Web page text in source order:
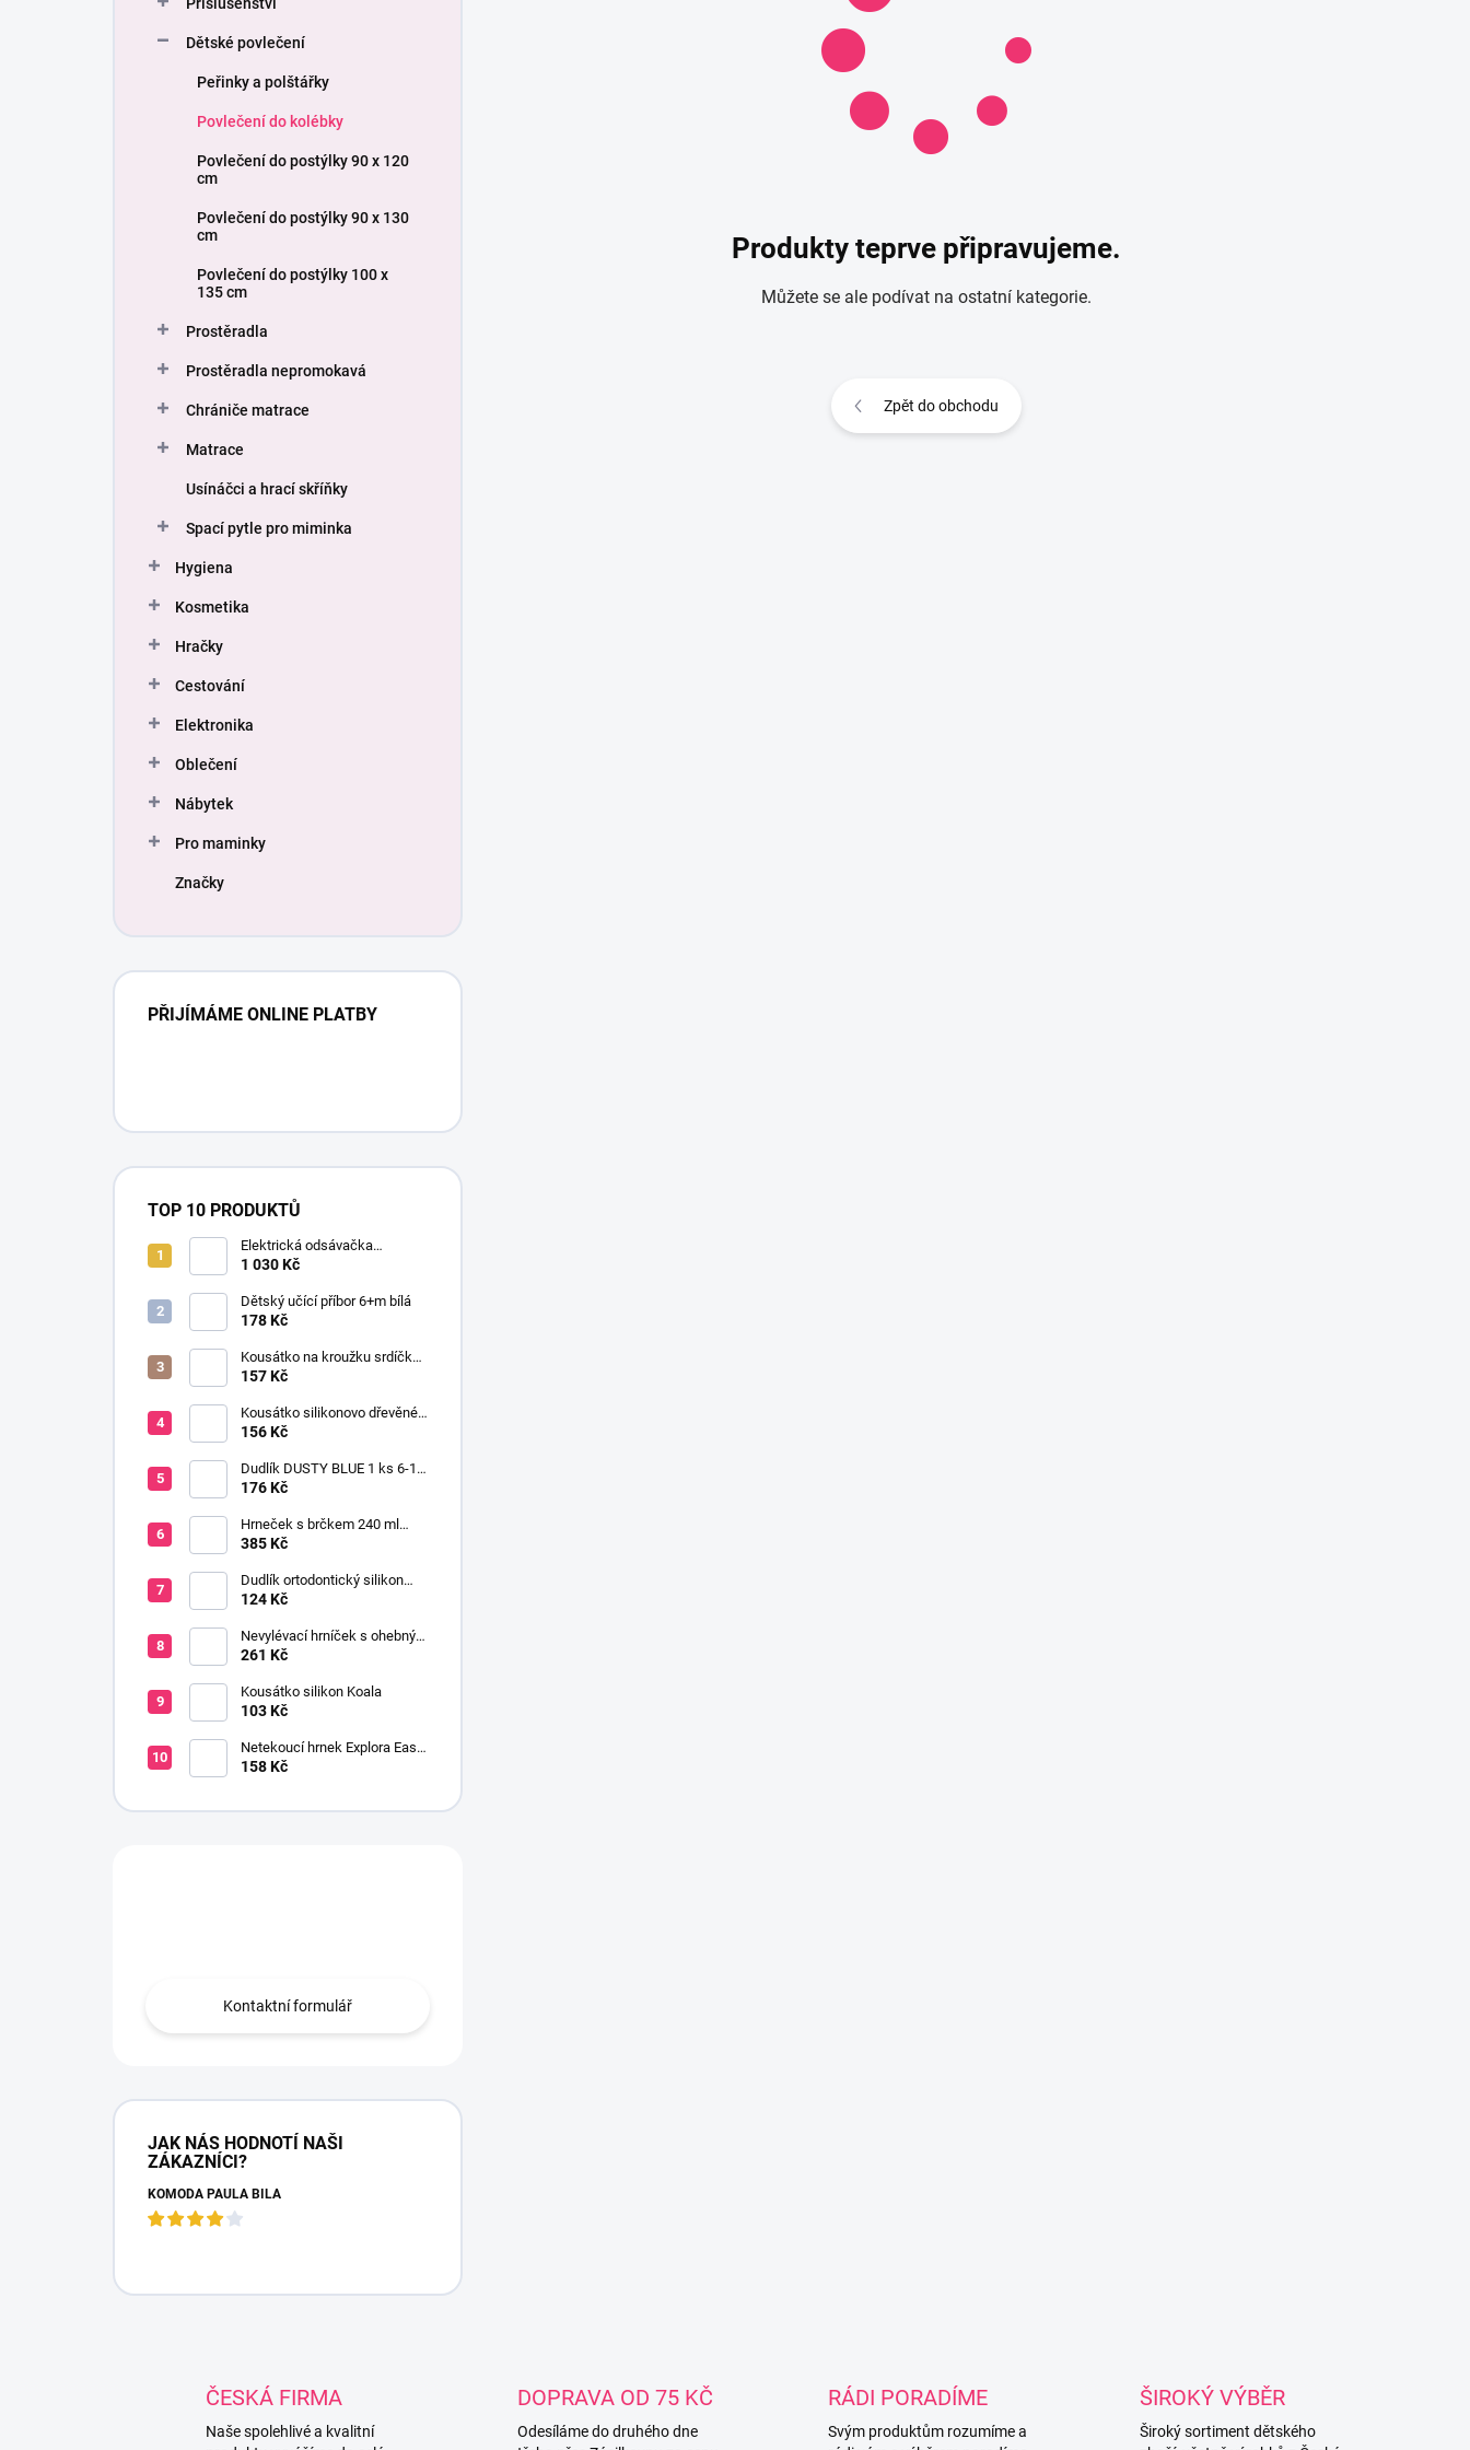
Dětské povlečení
Peřinky a polštářky
Povlečení do kolébky
Povlečení do postýlky 90 x 120
cm
Povlečení do postýlky 90 x 130
cm
Povlečení do postýlky 100 x
135 cm
Prostěradla
Prostěradla nepromokavá
Chrániče matrace
Matrace
Usínáčci a hrací skříňky
Spací pytle pro miminka
Hygiena
Kosmetika
Hračky
Cestování
Elektronika
Oblečení
Nábytek
Pro maminky
Značky
PŘIJÍMÁME ONLINE PLATBY
TOP 10 PRODUKTŮ
Elektrická odsávačka
mateřského mléka EasyStart
1 030 Kč
Dětský učící příbor 6+m bílá
178 Kč
Kousátko na kroužku srdíčko
dřevo silikon 0+ žlutá
157 Kč
Kousátko silikonovo dřevěné
HEN
156 Kč
Dudlík DUSTY BLUE 1 ks 6-18
m
176 Kč
Hrneček s brčkem 240 ml
malina
385 Kč
Dudlík ortodontický silikon
PreVent velryba 0-6 m
124 Kč
Nevylévací hrníček s ohebným
brčkem 200 ml 9+ kluk
261 Kč
Kousátko silikon Koala
103 Kč
Netekoucí hrnek Explora Easy
Drink 6+ 230 ml růžový
158 Kč
Kontaktní formulář
JAK NÁS HODNOTÍ NAŠI
ZÁKAZNÍCI?
KOMODA PAULA BÍLÁ
Produkty teprve připravujeme.
Můžete se ale podívat na ostatní kategorie.
Zpět do obchodu
ČESKÁ FIRMA
Naše spolehlivé a kvalitní
DOPRAVA OD 75 KČ
Odesíláme do druhého dne
RÁDI PORADÍME
Svým produktům rozumíme a
ŠIROKÝ VÝBĚR
Široký sortiment dětského